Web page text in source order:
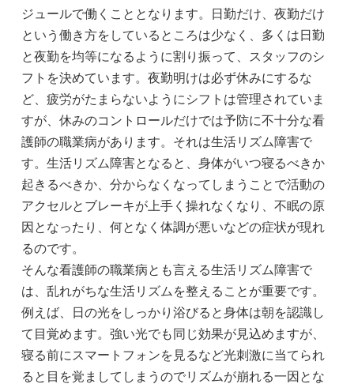
ジュールで働くこととなります。日勤だけ、夜勤だけ
という働き方をしているところは少なく、多くは日勤
と夜勤を均等になるように割り振って、スタッフのシ
フトを決めています。夜勤明けは必ず休みにするな
ど、疲労がたまらないようにシフトは管理されていま
すが、休みのコントロールだけでは予防に不十分な看
護師の職業病があります。それは生活リズム障害で
す。生活リズム障害となると、身体がいつ寝るべきか
起きるべきか、分からなくなってしまうことで活動の
アクセルとブレーキが上手く操れなくなり、不眠の原
因となったり、何となく体調が悪いなどの症状が現れ
るのです。
そんな看護師の職業病とも言える生活リズム障害で
は、乱れがちな生活リズムを整えることが重要です。
例えば、日の光をしっかり浴びると身体は朝を認識し
て目覚めます。強い光でも同じ効果が見込めますが、
寝る前にスマートフォンを見るなど光刺激に当てられ
ると目を覚ましてしまうのでリズムが崩れる一因とな